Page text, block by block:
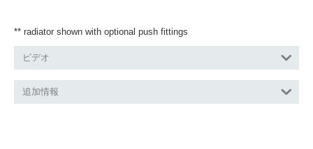
** radiator shown with optional push fittings
ビデオ
追加情報